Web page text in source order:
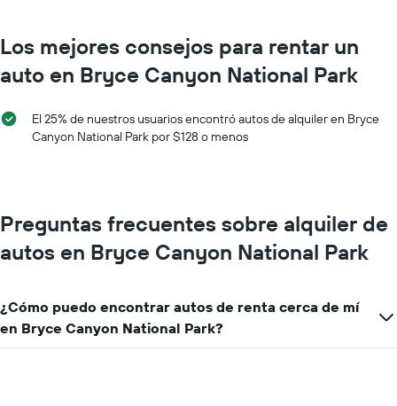
Los mejores consejos para rentar un
auto en Bryce Canyon National Park
El 25% de nuestros usuarios encontró autos de alquiler en Bryce
Canyon National Park por $128 o menos
Preguntas frecuentes sobre alquiler de
autos en Bryce Canyon National Park
¿Cómo puedo encontrar autos de renta cerca de mí
en Bryce Canyon National Park?